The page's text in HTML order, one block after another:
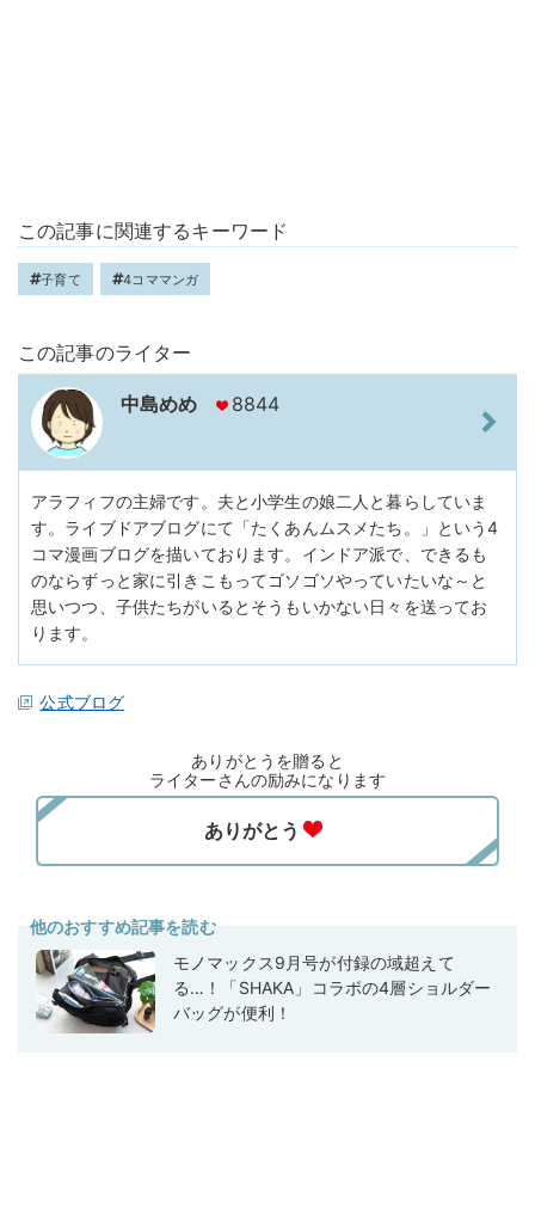
この記事に関連するキーワード
子育て 4コママンガ
この記事のライター
中島めめ 8844
アラフィフの主婦です。夫と小学生の娘二人と暮らしていま
す。ライブドアブログにて「たくあんムスメたち。」という4
コマ漫画ブログを描いております。インドア派で、できるも
のならずっと家に引きこもってゴソゴソやっていたいな～と
思いつつ、子供たちがいるとそうもいかない日々を送ってお
ります。
公式ブログ
ありがとうを贈ると
ライターさんの励みになります
他のおすすめ記事を読む
モノマックス9月号が付録の域超えて
る…！「SHAKA」コラボの4層ショルダー
バッグが便利！